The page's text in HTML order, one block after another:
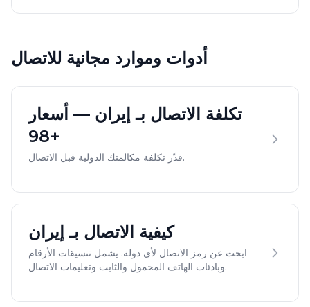
أدوات وموارد مجانية للاتصال
تكلفة الاتصال بـ إيران — أسعار
+98
قدّر تكلفة مكالمتك الدولية قبل الاتصال.
كيفية الاتصال بـ إيران
ابحث عن رمز الاتصال لأي دولة. يشمل تنسيقات الأرقام
وبادئات الهاتف المحمول والثابت وتعليمات الاتصال.